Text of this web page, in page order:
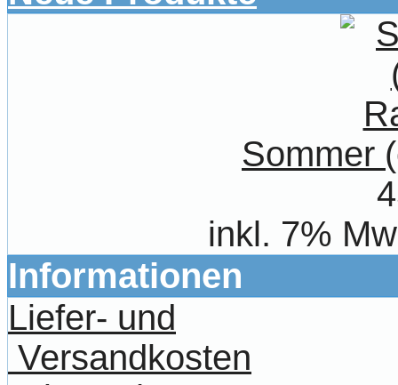
Sommer
inkl. 7%
Informationen
Liefer- und
Versandkosten